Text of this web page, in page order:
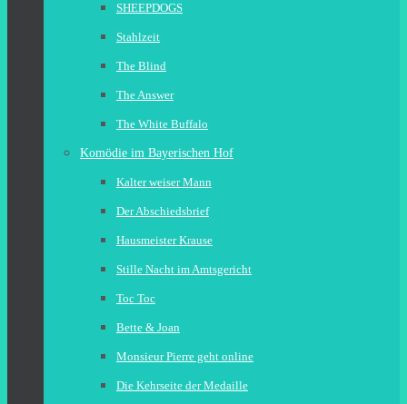
SHEEPDOGS
Stahlzeit
The Blind
The Answer
The White Buffalo
Komödie im Bayerischen Hof
Kalter weiser Mann
Der Abschiedsbrief
Hausmeister Krause
Stille Nacht im Amtsgericht
Toc Toc
Bette & Joan
Monsieur Pierre geht online
Die Kehrseite der Medaille